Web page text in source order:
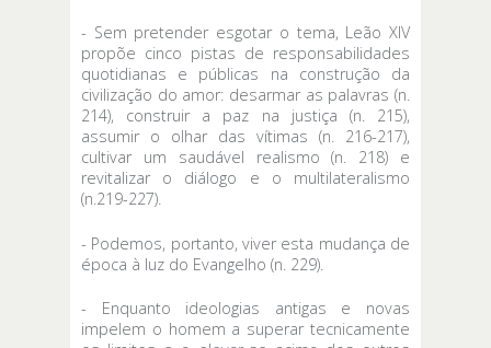
⁠- Sem pretender esgotar o tema, Leão XIV
propõe cinco pistas de responsabilidades
quotidianas e públicas na construção da
civilização do amor: desarmar as palavras (n.
214), construir a paz na justiça (n. 215),
assumir o olhar das vítimas (n. 216-217),
cultivar um saudável realismo (n. 218) e
revitalizar o diálogo e o multilateralismo
(n.219-227).
- Podemos, portanto, viver esta mudança de
época à luz do Evangelho (n. 229).
- Enquanto ideologias antigas e novas
impelem o homem a superar tecnicamente